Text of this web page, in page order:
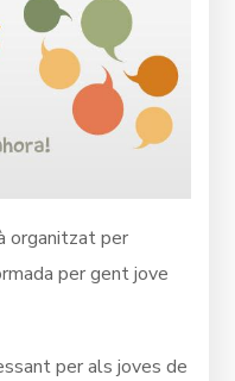
organitzat per
per gent jove
per als joves de